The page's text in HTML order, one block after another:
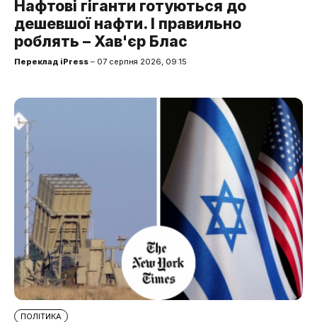
Нафтові гіганти готуються до
дешевшої нафти. І правильно
роблять – Хав'єр Блас
Переклад iPress – 07 серпня 2026, 09:15
ПОЛІТИКА